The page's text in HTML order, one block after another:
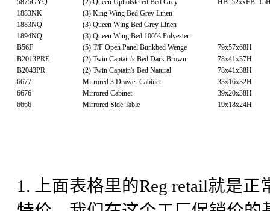
5875GYQ (2) Queen Upholstered Bed Grey
HB: 52xxFB:
1883NK
(3) King Wing Bed Grey Linen
1883NQ
(3) Queen Wing Bed Grey Linen
1894NQ
(3) Queen Wing Bed 100% Polyester
B56F
(5) T/F Open Panel Bunkbed Wenge
79x57x68H
B2013PRE
(2) Twin Captain's Bed Dark Brown
78x41x37H
B2043PR
(2) Twin Captain's Bed Natural
78x41x38H
6677
Mirrored 3 Drawer Cabinet
33x16x32H
6676
Mirrored Cabinet
39x20x38H
6666
Mirrored Side Table 19x18x24H
1. 上面表格里的Reg retail就是